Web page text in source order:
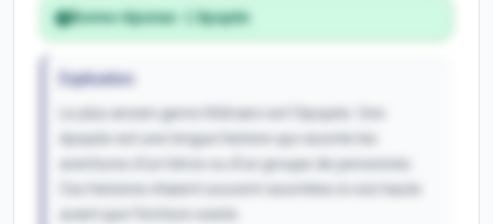
Bonne réponse : L'épopée
Explication
Le plus ancien genre littéraire est l'épopée. Une
épopée est une longue histoire qui raconte les
aventures d'un héros ou d'un groupe de personnes.
Ces histoires étaient souvent racontées à voix haute
avant que l'écriture existe.